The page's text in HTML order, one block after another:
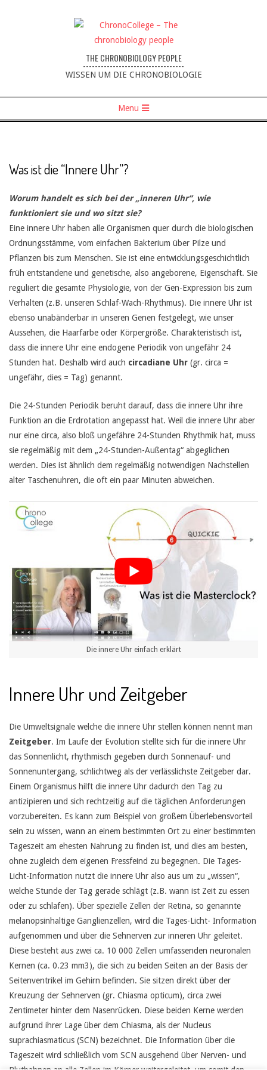
THE CHRONOBIOLOGY PEOPLE
----------------------------------
WISSEN UM DIE CHRONOBIOLOGIE
Menu
Was ist die “Innere Uhr”?
Worum handelt es sich bei der „inneren Uhr“, wie
funktioniert sie und wo sitzt sie?
Eine innere Uhr haben alle Organismen quer durch die biologischen
Ordnungsstämme, vom einfachen Bakterium über Pilze und
Pflanzen bis zum Menschen. Sie ist eine entwicklungsgeschichtlich
früh entstandene und genetische, also angeborene, Eigenschaft. Sie
reguliert die gesamte Physiologie, von der Gen-Expression bis zum
Verhalten (z.B. unseren Schlaf-Wach-Rhythmus). Die innere Uhr ist
ebenso unabänderbar in unseren Genen festgelegt, wie unser
Aussehen, die Haarfarbe oder Körpergröße. Charakteristisch ist,
dass die innere Uhr eine endogene Periodik von ungefähr 24
Stunden hat. Deshalb wird auch circadiane Uhr (gr. circa =
ungefähr, dies = Tag) genannt.
Die 24-Stunden Periodik beruht darauf, dass die innere Uhr ihre
Funktion an die Erdrotation angepasst hat. Weil die innere Uhr aber
nur eine circa, also bloß ungefähre 24-Stunden Rhythmik hat, muss
sie regelmäßig mit dem „24-Stunden-Außentag“ abgeglichen
werden. Dies ist ähnlich dem regelmäßig notwendigen Nachstellen
alter Taschenuhren, die oft ein paar Minuten abweichen.
Die innere Uhr einfach erklärt
Innere Uhr und Zeitgeber
Die Umweltsignale welche die innere Uhr stellen können nennt man
Zeitgeber. Im Laufe der Evolution stellte sich für die innere Uhr
das Sonnenlicht, rhythmisch gegeben durch Sonnenauf- und
Sonnenuntergang, schlichtweg als der verlässlichste Zeitgeber dar.
Einem Organismus hilft die innere Uhr dadurch den Tag zu
antizipieren und sich rechtzeitig auf die täglichen Anforderungen
vorzubereiten. Es kann zum Beispiel von großem Überlebensvorteil
sein zu wissen, wann an einem bestimmten Ort zu einer bestimmten
Tageszeit am ehesten Nahrung zu finden ist, und dies am besten,
ohne zugleich dem eigenen Fressfeind zu begegnen. Die Tages-
Licht-Information nutzt die innere Uhr also aus um zu „wissen“,
welche Stunde der Tag gerade schlägt (z.B. wann ist Zeit zu essen
oder zu schlafen). Über spezielle Zellen der Retina, so genannte
melanopsinhaltige Ganglienzellen, wird die Tages-Licht- Information
aufgenommen und über die Sehnerven zur inneren Uhr geleitet.
Diese besteht aus zwei ca. 10 000 Zellen umfassenden neuronalen
Kernen (ca. 0.23 mm3), die sich zu beiden Seiten an der Basis der
Seitenventrikel im Gehirn befinden. Sie sitzen direkt über der
Kreuzung der Sehnerven (gr. Chiasma opticum), circa zwei
Zentimeter hinter dem Nasenrücken. Diese beiden Kerne werden
aufgrund ihrer Lage über dem Chiasma, als der Nucleus
suprachiasmaticus (SCN) bezeichnet. Die Information über die
Tageszeit wird schließlich vom SCN ausgehend über Nerven- und